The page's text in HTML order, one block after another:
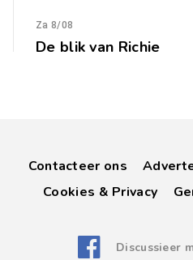
Za 8/08
De blik van Richie
Contacteer ons
Cookies & Privacy
Discussieer